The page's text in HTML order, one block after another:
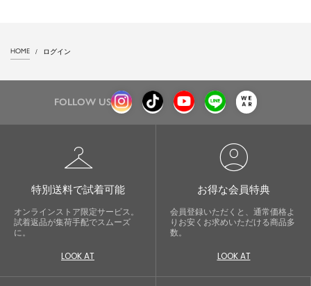
HOME ログイン
FOLLOW US
checkroom
特別送料で試着可能
オンラインストア限定サービス。
試着返品が集荷手配でスムーズ
に。
LOOK AT
account_circle
お得な会員特典
会員登録いただくと、通常価格よ
りお安くお求めいただける商品多
数。
LOOK AT